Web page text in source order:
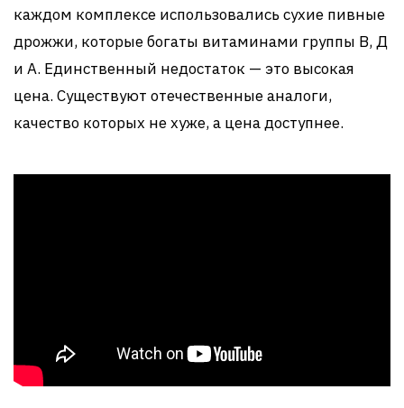
каждом комплексе использовались сухие пивные
дрожжи, которые богаты витаминами группы В, Д
и А. Единственный недостаток — это высокая
цена. Существуют отечественные аналоги,
качество которых не хуже, а цена доступнее.